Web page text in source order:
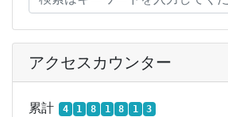
アクセスカウンター
累計 4 1 8 1 8 1 3